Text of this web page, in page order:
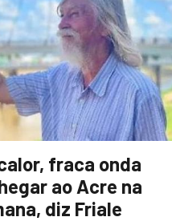
fraca onda
ao Acre na
diz Friale